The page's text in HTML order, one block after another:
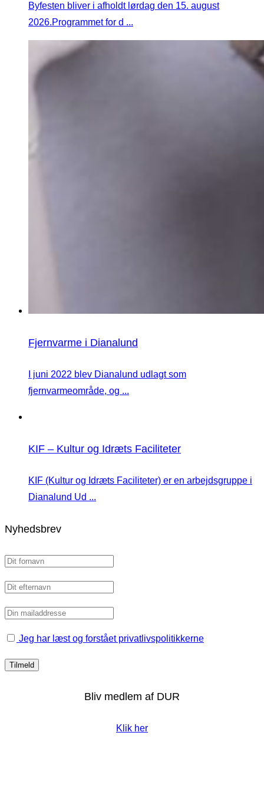
Byfesten bliver i afholdt lørdag den 15. august
2026.Programmet for d ...
Fjernvarme i Dianalund
I juni 2022 blev Dianalund udlagt som
fjernvarmeområde, og ...
KIF – Kultur og Idræts Faciliteter
KIF (Kultur og Idræts Faciliteter) er en arbejdsgruppe i
Dianalund Ud ...
Nyhedsbrev
Jeg har læst og forstået privatlivspolitikkerne
Bliv medlem af DUR
Klik her